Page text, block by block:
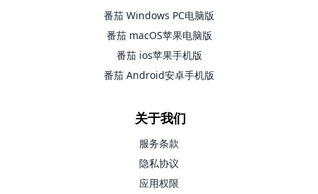
番茄 Windows PC电脑版
番茄 macOS苹果电脑版
番茄 ios苹果手机版
番茄 Android安卓手机版
关于我们
服务条款
隐私协议
应用权限